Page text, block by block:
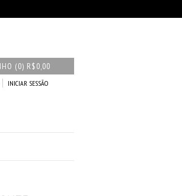
(0) R$0,00
INICIAR SESSÃO